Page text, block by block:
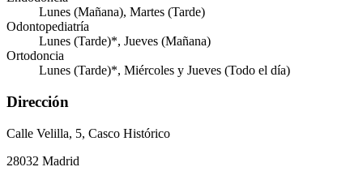
Lunes (Mañana), Martes (Tarde)
Odontopediatría
Lunes (Tarde)*, Jueves (Mañana)
Ortodoncia
Lunes (Tarde)*, Miércoles y Jueves (Todo el día)
Dirección
Calle Velilla, 5, Casco Histórico
28032 Madrid